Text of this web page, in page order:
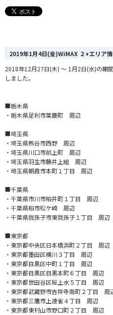
2019年1月4日(金)WiMAX ２+エリア情
2018年12月27日(木) ～ 1月2日(水)の期
しました。
■栃木県
・栃木県足利市葉鹿町 周辺
■埼玉県
・埼玉県熊谷市西野 周辺
・埼玉県川口市前上町 周辺
・埼玉県羽生市藤井上組 周辺
・埼玉県朝霞市本町１丁目 周辺
■千葉県
・千葉県市川市柏井町１丁目 周辺
・千葉県柏市松ケ崎 周辺
・千葉県我孫子市東我孫子１丁目 周辺
■東京都
・東京都中央区日本橋浜町２丁目 周辺
・東京都墨田区横川３丁目 周辺
・東京都目黒区中町１丁目 周辺
・東京都目黒区目黒本町６丁目 周辺
・東京都世田谷区桜上水５丁目 周辺
・東京都武蔵野市吉祥寺南町２丁目 周
・東京都三鷹市上連雀４丁目 周辺
・東京都東村山市野口町２丁目 周辺